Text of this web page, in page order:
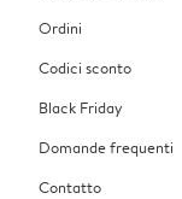
Ordini
Codici sconto
Black Friday
Domande frequenti
Contatto